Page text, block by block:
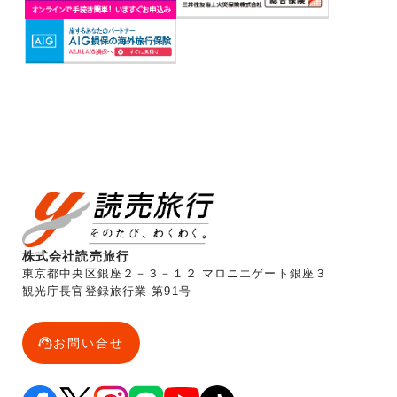
株式会社読売旅行
東京都中央区銀座２－３－１２ マロニエゲート銀座３
観光庁長官登録旅行業 第91号
お問い合せ